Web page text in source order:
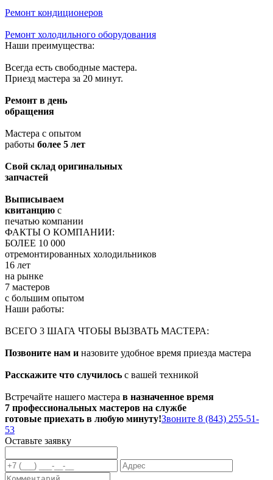
Ремонт кондиционеров
Ремонт холодильного оборудования
Наши преимущества:
Всегда есть свободные мастера.
Приезд мастера за 20 минут.
Ремонт в день
обращения
Мастера с опытом
работы более 5 лет
Свой склад оригинальных
запчастей
Выписываем
квитанцию с
печатью компании
ФАКТЫ О КОМПАНИИ:
БОЛЕЕ 10 000
отремонтированных холодильников
16 лет
на рынке
7 мастеров
с большим опытом
Наши работы:
ВСЕГО 3 ШАГА ЧТОБЫ ВЫЗВАТЬ МАСТЕРА:
Позвоните нам и назовите удобное время приезда мастера
Расскажите что случилось с вашей техникой
Встречайте нашего мастера в назначенное время
7 профессиональных мастеров на службе
готовые приехать в любую минуту!Звоните 8 (843) 255-51-
53
Оставьте заявку